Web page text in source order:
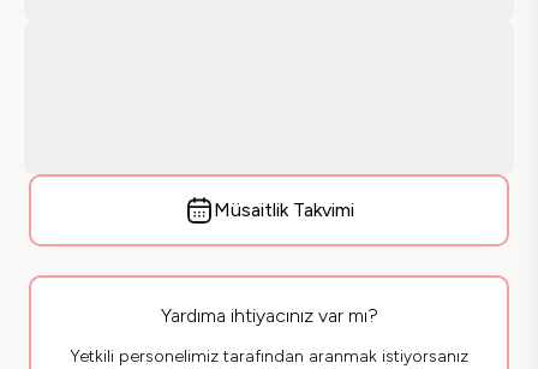
Müsaitlik Takvimi
Yardıma ihtiyacınız var mı?
Yetkili personelimiz tarafından aranmak istiyorsanız